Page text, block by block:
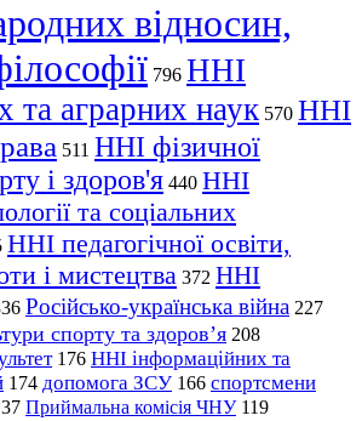
відносин,
796 ННІ
та аграрних наук 570 ННІ
511 ННІ фізичної
і здоров'я 440 ННІ
та соціальних
ННІ педагогічної освіти,
і мистецтва 372 ННІ
Російсько-українська війна 227
спорту та здоров’я 208
176 ННІ інформаційних та
174 допомога ЗСУ 166 спортсмени
Приймальна комісія ЧНУ 119